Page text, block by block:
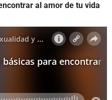
al amor de tu vida